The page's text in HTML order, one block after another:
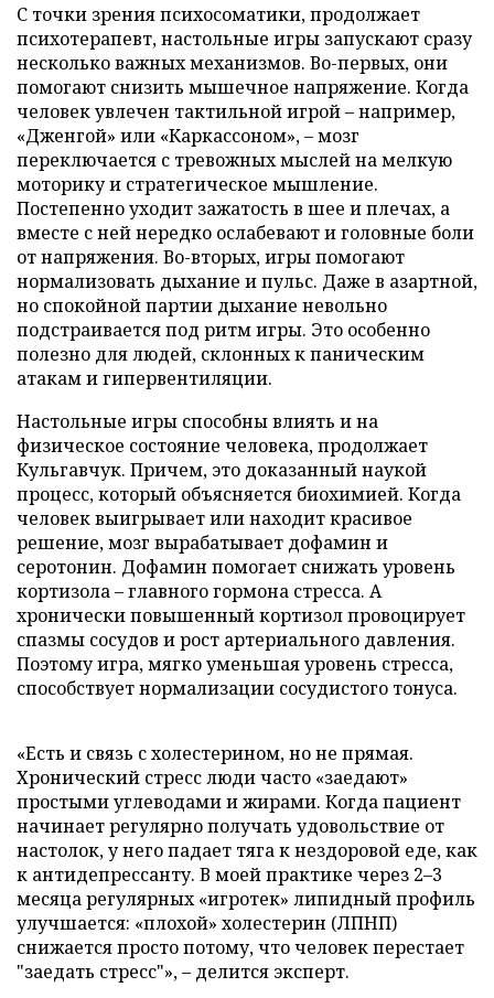
С точки зрения психосоматики, продолжает
психотерапевт, настольные игры запускают сразу
несколько важных механизмов. Во-первых, они
помогают снизить мышечное напряжение. Когда
человек увлечен тактильной игрой – например,
«Дженгой» или «Каркассоном», – мозг
переключается с тревожных мыслей на мелкую
моторику и стратегическое мышление.
Постепенно уходит зажатость в шее и плечах, а
вместе с ней нередко ослабевают и головные боли
от напряжения. Во-вторых, игры помогают
нормализовать дыхание и пульс. Даже в азартной,
но спокойной партии дыхание невольно
подстраивается под ритм игры. Это особенно
полезно для людей, склонных к паническим
атакам и гипервентиляции.
Настольные игры способны влиять и на
физическое состояние человека, продолжает
Кульгавчук. Причем, это доказанный наукой
процесс, который объясняется биохимией. Когда
человек выигрывает или находит красивое
решение, мозг вырабатывает дофамин и
серотонин. Дофамин помогает снижать уровень
кортизола – главного гормона стресса. А
хронически повышенный кортизол провоцирует
спазмы сосудов и рост артериального давления.
Поэтому игра, мягко уменьшая уровень стресса,
способствует нормализации сосудистого тонуса.
«Есть и связь с холестерином, но не прямая.
Хронический стресс люди часто «заедают»
простыми углеводами и жирами. Когда пациент
начинает регулярно получать удовольствие от
настолок, у него падает тяга к нездоровой еде, как
к антидепрессанту. В моей практике через 2–3
месяца регулярных «игротек» липидный профиль
улучшается: «плохой» холестерин (ЛПНП)
снижается просто потому, что человек перестает
"заедать стресс"», – делится эксперт.